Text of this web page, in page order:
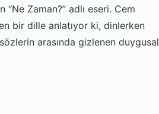
Zaman?” adlı eseri. Cem
bir dille anlatıyor ki, dinlerken
arasında gizlenen duygusal